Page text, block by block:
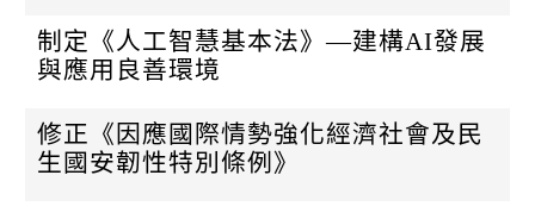
制定《人工智慧基本法》—建構AI發展
與應用良善環境
修正《因應國際情勢強化經濟社會及民
生國安韌性特別條例》